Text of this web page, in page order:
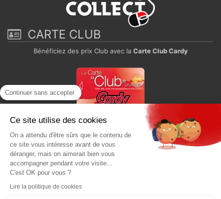
CARTE CLUB
Bénéficiez des prix Club avec la Carte Club Cardy
Paiement sécurisé
Continuer sans accepter
Ce site utilise des cookies
On a attendu d'être sûrs que le contenu de
ce site vous intéresse avant de vous
déranger, mais on aimerait bien vous
accompagner pendant votre visite...
C'est OK pour vous ?
Lire la politique de cookies